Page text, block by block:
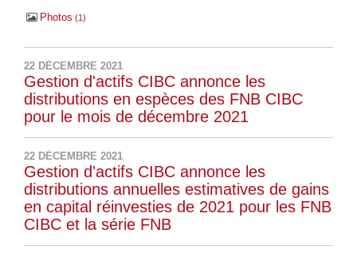
Photos 1
22 DÉCEMBRE 2021
Gestion d'actifs CIBC annonce les
distributions en espèces des FNB CIBC
pour le mois de décembre 2021
22 DÉCEMBRE 2021
Gestion d'actifs CIBC annonce les
distributions annuelles estimatives de gains
en capital réinvesties de 2021 pour les FNB
CIBC et la série FNB